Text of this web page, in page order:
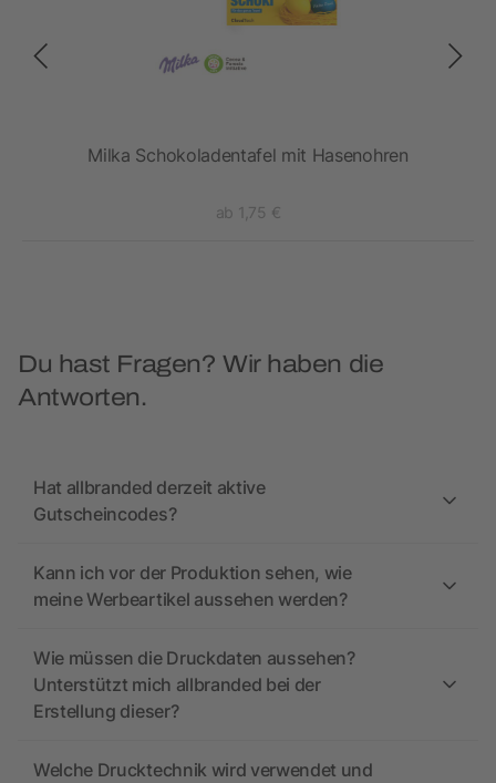
Milka Schokoladentafel mit Hasenohren
ab 1,75 €
Du hast Fragen? Wir haben die
Antworten.
Hat allbranded derzeit aktive
Gutscheincodes?
Kann ich vor der Produktion sehen, wie
meine Werbeartikel aussehen werden?
Wie müssen die Druckdaten aussehen?
Unterstützt mich allbranded bei der
Erstellung dieser?
Welche Drucktechnik wird verwendet und